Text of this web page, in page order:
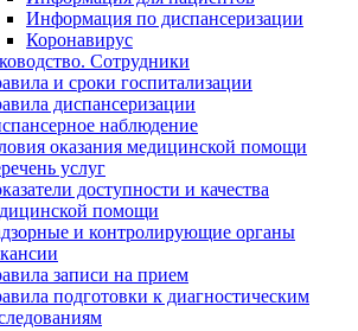
Информация по диспансеризации
Коронавирус
Сотрудники
и сроки госпитализации
диспансеризации
наблюдение
оказания медицинской помощи
услуг
доступности и качества
помощи
и контролирующие органы
записи на прием
подготовки к диагностическим